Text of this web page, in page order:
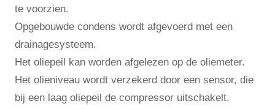
te voorzien.
Opgebouwde condens wordt afgevoerd met een
drainagesysteem.
Het oliepeil kan worden afgelezen op de oliemeter.
Het olieniveau wordt verzekerd door een sensor, die
bij een laag oliepeil de compressor uitschakelt.